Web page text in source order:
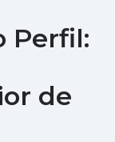
Perfil:
de